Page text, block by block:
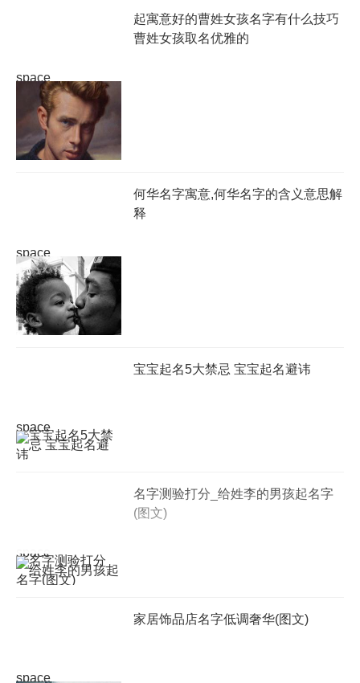
space
起寓意好的曹姓女孩名字有什么技巧
曹姓女孩取名优雅的
space
何华名字寓意,何华名字的含义意思解
释
space
宝宝起名5大禁忌 宝宝起名避讳
space
名字测验打分_给姓李的男孩起名字
(图文)
space
家居饰品店名字低调奢华(图文)